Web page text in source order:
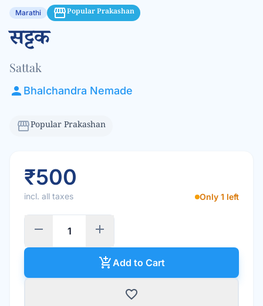
Marathi storefrontPopular Prakashan
सट्टक
Sattak
person Bhalchandra Nemade
storefrontPopular Prakashan
₹500
incl. all taxes Only 1 left
remove add
add_shopping_cartAdd to Cart
favorite_border